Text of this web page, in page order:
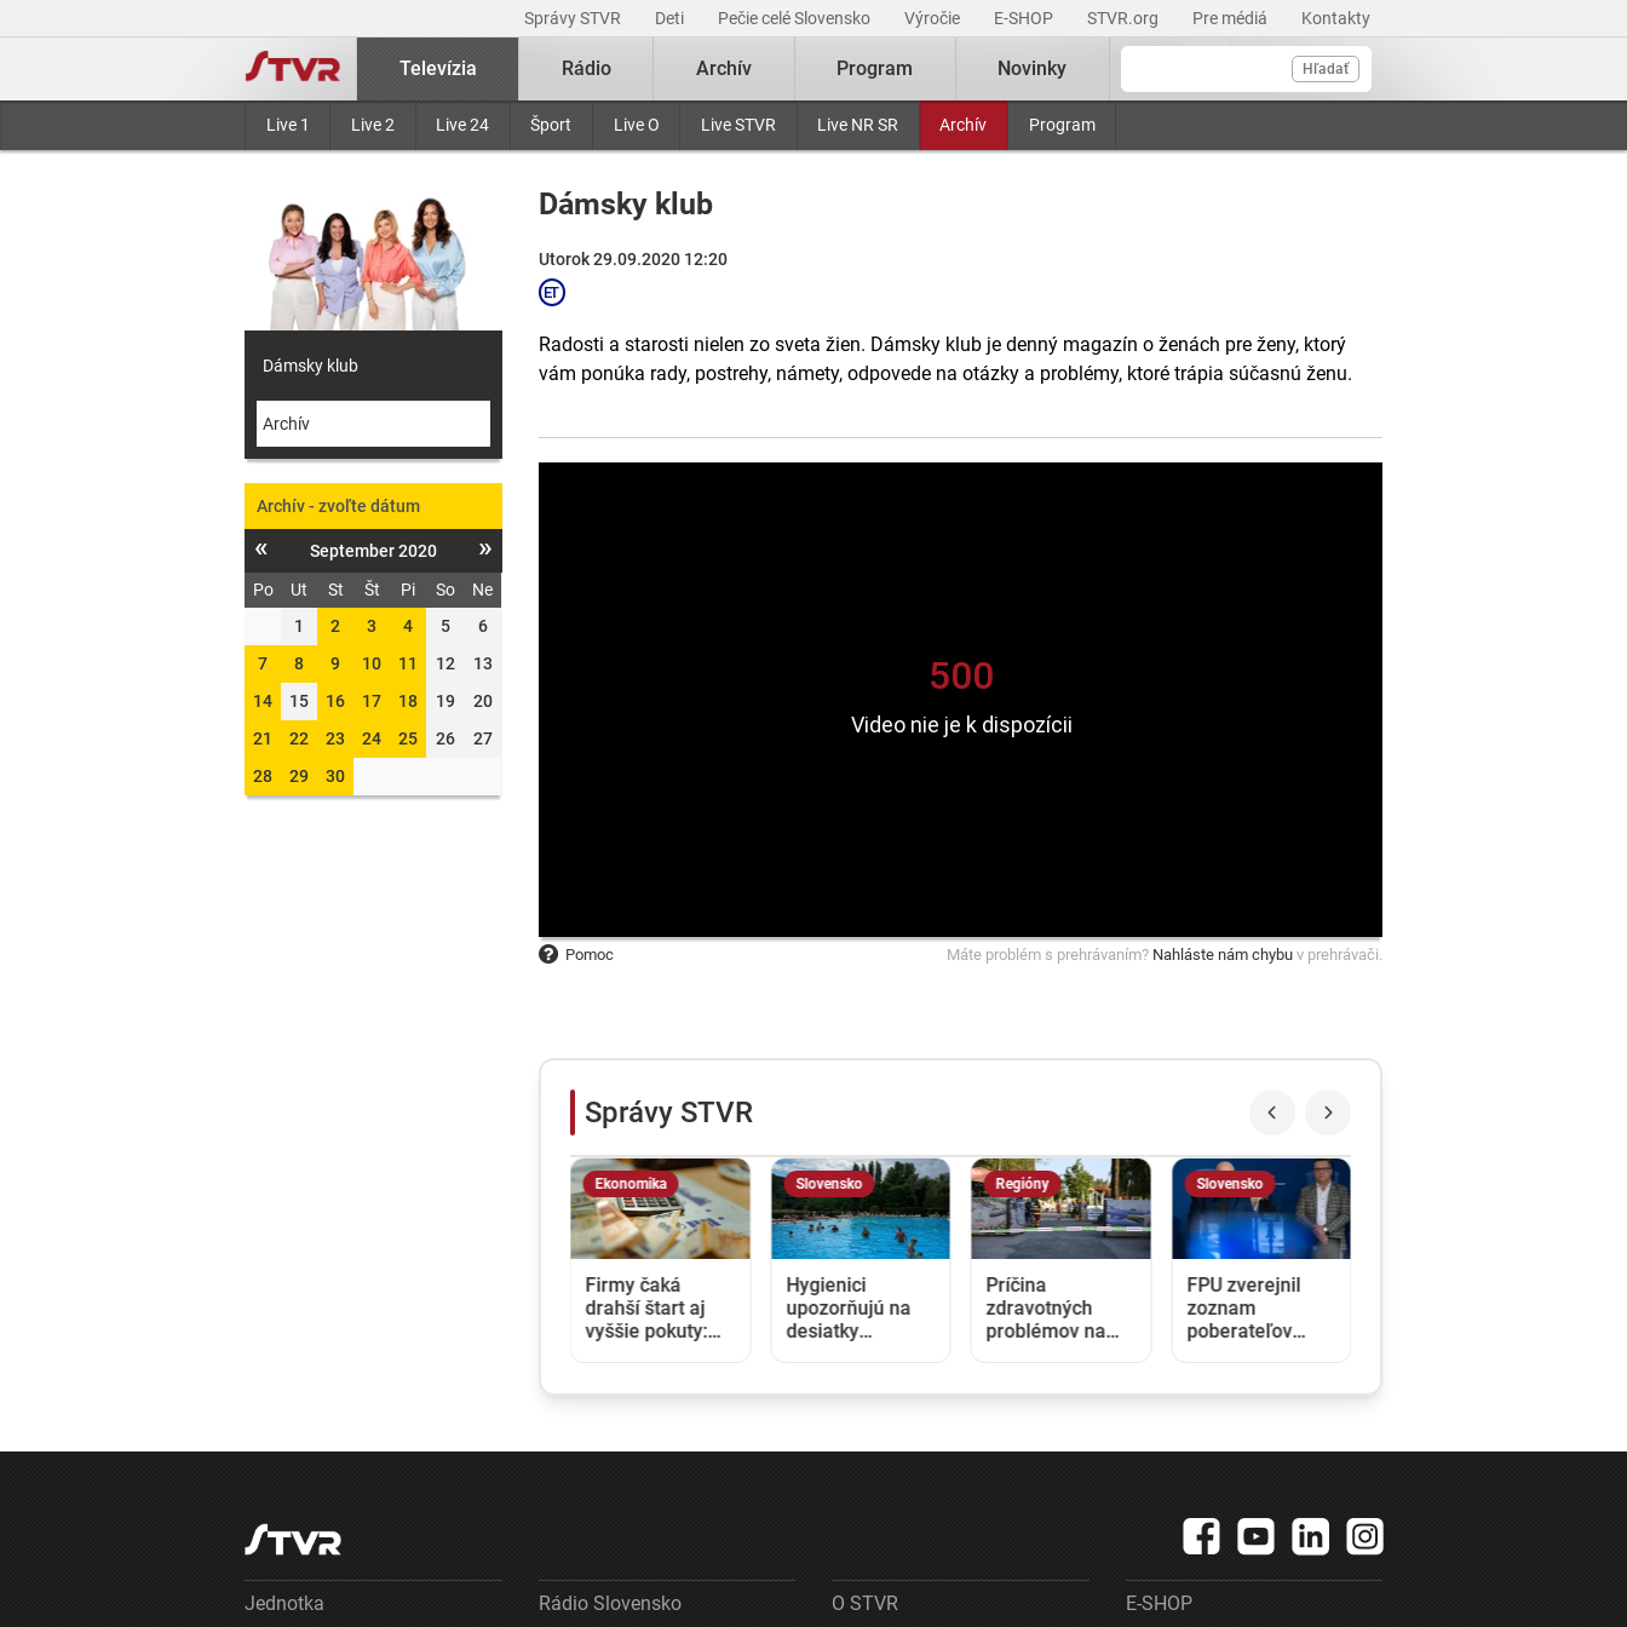
Správy STVR Deti Pečie celé Slovensko Výročie E-SHOP STVR.org Pre médiá Kontakty
Hľadať
Televízia
Live 1 Live 2 Live 24 Šport Live O Live STVR Live NR SR Archív Program
Rádio Archív Program Novinky
Dámsky klub
Utorok 29.09.2020 12:20
Radosti a starosti nielen zo sveta žien. Dámsky klub je denný magazín o ženách pre ženy, ktorý
vám ponúka rady, postrehy, námety, odpovede na otázky a problémy, ktoré trápia súčasnú ženu.
Pomoc Máte problém s prehrávaním? Nahláste nám chybu v prehrávači.
Dámsky klub
Archív
Archív - zvoľte dátum
« September 2020 »
Po Ut St Št Pi So
Ne
1
2 3 4 5
6
7
8 9 10 11 12
13
14
15 16 17 18 19
20
21
22 23 24 25 26
27
28
29 30
Správy STVR
ho bolo na
Ekonomika
Firmy čaká
drahší štart aj
vyššie pokuty:
obchodnom
spravodlivosti
Slovensko
Hygienici
upozorňujú na
desiatky
najväčším
mykóza a kožné
Regióny
Príčina
zdravotných
problémov na
ostáva nejasná.
nepotvrdila
Slovensko
FPU zverejnil
zoznam
poberateľov
a fond sa ním
škandály
Jednotka
Rádio Slovensko
O STVR
E-SHOP